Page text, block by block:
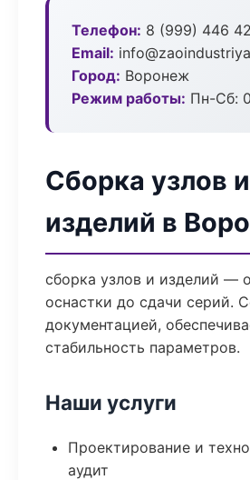
Телефон: 8 (999) 446
Email:
Город: Воронеж
Режим работы: Пн-Сб:
Сборка узлов и
изделий в
сборка узлов и изделий —
оснастки до сдачи серий.
документацией,
стабильность параметров.
Наши услуги
Проектирование и
аудит